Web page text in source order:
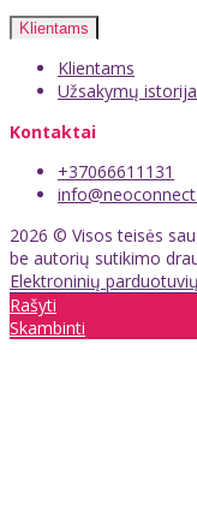
Klientams
Klientams
Užsakymų istorija
Kontaktai
+37066611131
2026 © Visos teisės
be autorių sutikimo
Elektroninių
Rašyti
Skambinti